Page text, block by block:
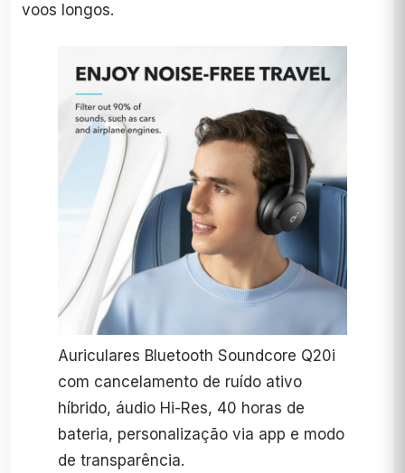
voos longos.
Auriculares Bluetooth Soundcore Q20i
com cancelamento de ruído ativo
híbrido, áudio Hi-Res, 40 horas de
bateria, personalização via app e modo
de transparência.